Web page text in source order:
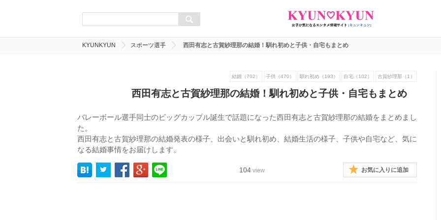
KYUNKYUN スポーツ選手 西田有志と古賀紗理那の結婚！馴れ初めと子供・自宅もまとめ
結婚（702） 子供（470） 馴れ初め（193） 自宅（102） 古賀紗理那（1）
西田有志と古賀紗理那の結婚！馴れ初めと子供・自宅もまとめ
バレーボール選手同士のビッグカップル誕生で話題になった西田有志と古賀紗理那の結婚をまとめまし
た。
西田有志と古賀紗理那の結婚発表の様子、出会いと馴れ初め、結婚生活の様子、子供や自宅など、気に
なる結婚事情をお届けします。
104 view お気に入りに追加